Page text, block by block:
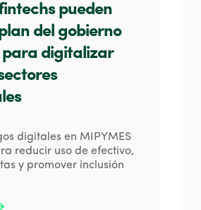
pueden
del gobierno
para digitalizar
digitales en MIPYMES
reducir uso de efectivo,
y promover inclusión